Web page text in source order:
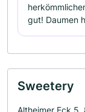
gut! Daumen
Sweetery
Altheimer Eck